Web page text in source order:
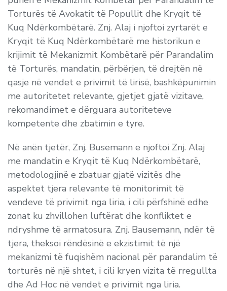
Torturës të Avokatit të Popullit dhe Kryqit të
Kuq Ndërkombëtarë. Znj. Alaj i njoftoi zyrtarët e
Kryqit të Kuq Ndërkombëtarë me historikun e
krijimit të Mekanizmit Kombëtarë për Parandalim
të Torturës, mandatin, përbërjen, të drejtën në
qasje në vendet e privimit të lirisë, bashkëpunimin
me autoritetet relevante, gjetjet gjatë vizitave,
rekomandimet e dërguara autoriteteve
kompetente dhe zbatimin e tyre.
Në anën tjetër, Znj. Busemann e njoftoi Znj. Alaj
me mandatin e Kryqit të Kuq Ndërkombëtarë,
metodologjinë e zbatuar gjatë vizitës dhe
aspektet tjera relevante të monitorimit të
vendeve të privimit nga liria, i cili përfshinë edhe
zonat ku zhvillohen luftërat dhe konfliktet e
ndryshme të armatosura. Znj. Bausemann, ndër të
tjera, theksoi rëndësinë e ekzistimit të një
mekanizmi të fuqishëm nacional për parandalim të
torturës në një shtet, i cili kryen vizita të rregullta
dhe Ad Hoc në vendet e privimit nga liria.